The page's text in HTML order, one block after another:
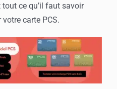
ce qu’il faut savoir
votre carte PCS.